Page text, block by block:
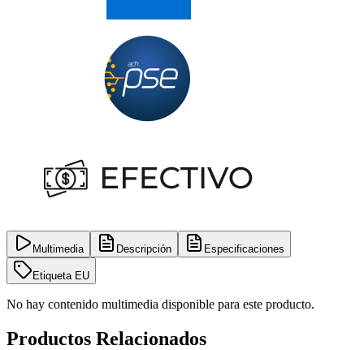
Multimedia Descripción Especificaciones
Etiqueta EU
No hay contenido multimedia disponible para este producto.
Productos Relacionados